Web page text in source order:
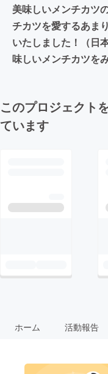
美味しいメンチカツ
チカツを愛するあま
いたしました！（日
味しいメンチカツを
このプロジェクト
ています
ホーム 活動報告